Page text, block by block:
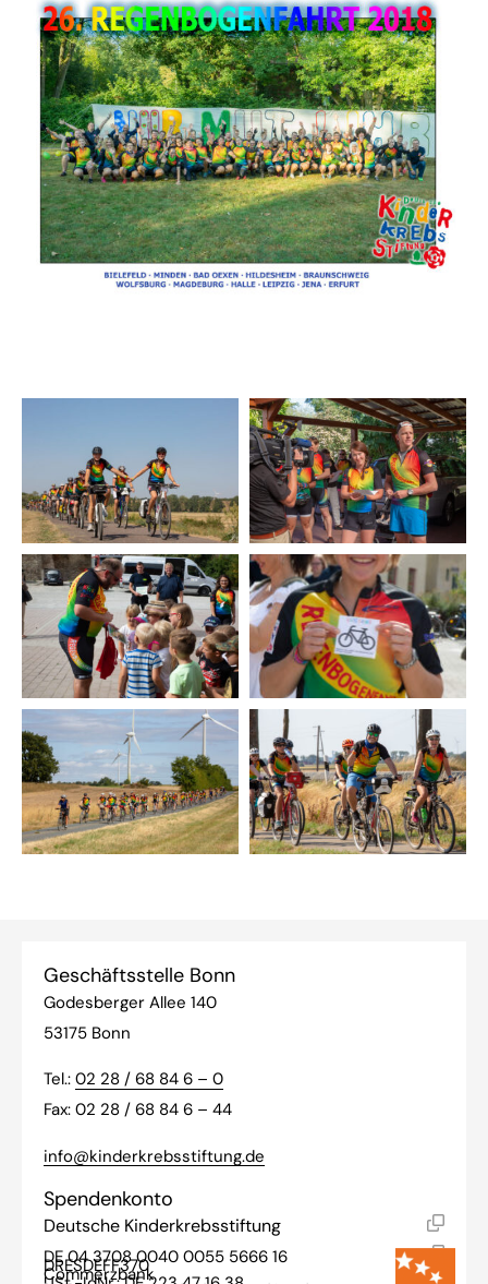
Geschäftsstelle Bonn
Godesberger Allee 140
53175 Bonn
Tel.: 02 28 / 68 84 6 – 0
Fax: 02 28 / 68 84 6 – 44
info@kinderkrebsstiftung.de
Spendenkonto
Deutsche Kinderkrebsstiftung
DE 04 3708 0040 0055 5666 16
DRESDEFF370
Commerzbank